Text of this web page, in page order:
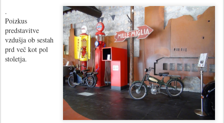
.
Poizkus
predstavitve
vzdušja ob sestah
prd več kot pol
stoletja.